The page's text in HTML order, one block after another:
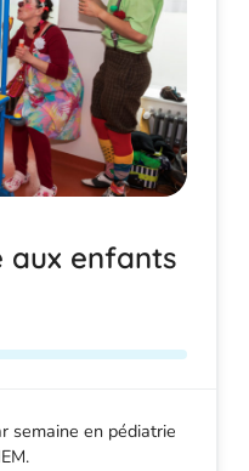
aux enfants
semaine en pédiatrie